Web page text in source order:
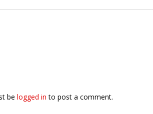
be logged in to post a comment.